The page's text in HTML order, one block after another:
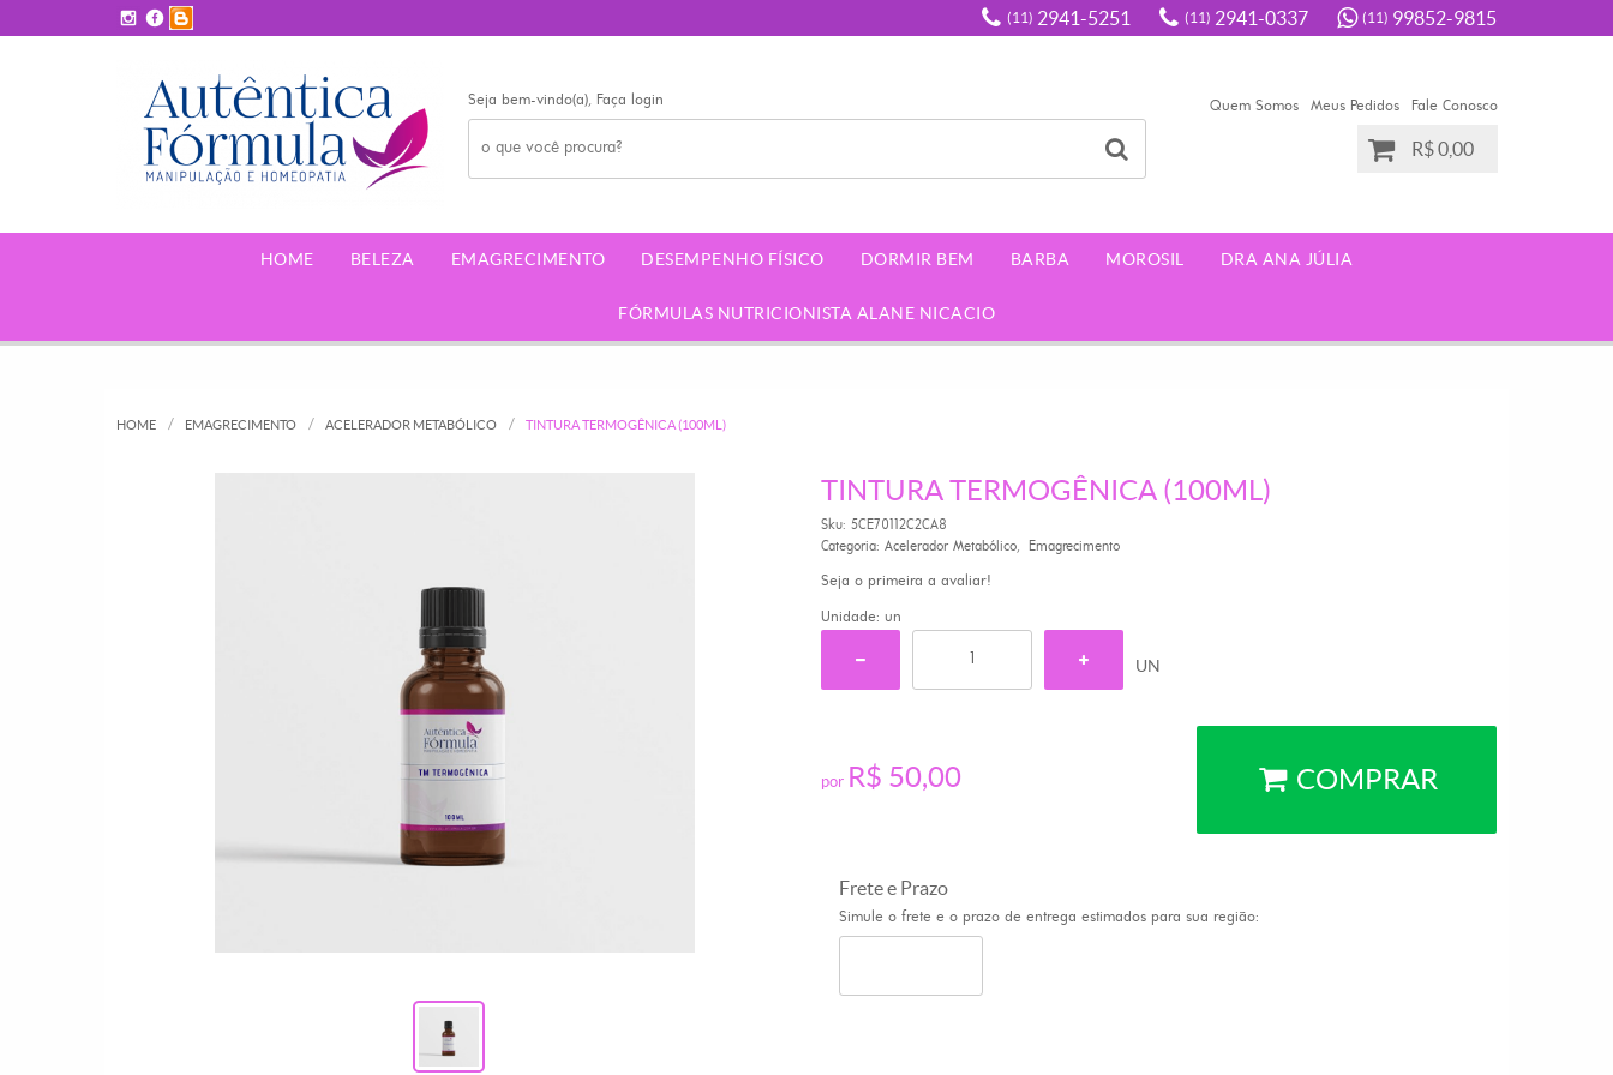
(11) 2941-5251 (11) 2941-0337 (11) 99852-9815
Seja bem-vindo(a), Faça login Quem Somos Meus Pedidos Fale Conosco
R$ 0,00
HOME BELEZA EMAGRECIMENTO DESEMPENHO FÍSICO DORMIR BEM BARBA MOROSIL DRA ANA JÚLIA
FÓRMULAS NUTRICIONISTA ALANE NICACIO
HOME EMAGRECIMENTO ACELERADOR METABÓLICO TINTURA TERMOGÊNICA (100ML)
TINTURA TERMOGÊNICA (100ML)
Sku: 5CE70112C2CA8
Categoria: Acelerador Metabólico Emagrecimento
Seja o primeira a avaliar!
Unidade: un
UN
por R$ 50,00 COMPRAR
Frete e Prazo
Simule o frete e o prazo de entrega estimados para sua região: